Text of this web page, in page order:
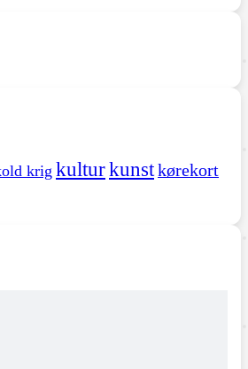
krig kulturkunstkørekort